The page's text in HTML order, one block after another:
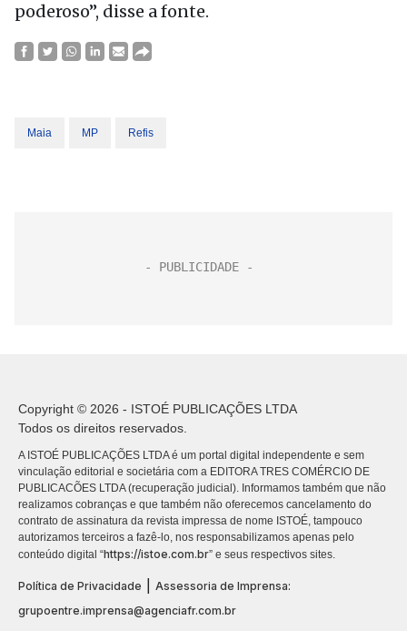
poderoso”, disse a fonte.
Maia MP Refis
Copyright © 2026 - ISTOÉ PUBLICAÇÕES LTDA
Todos os direitos reservados.
A ISTOÉ PUBLICAÇÕES LTDA é um portal digital independente e sem
vinculação editorial e societária com a EDITORA TRES COMÉRCIO DE
PUBLICACÕES LTDA (recuperação judicial). Informamos também que não
realizamos cobranças e que também não oferecemos cancelamento do
contrato de assinatura da revista impressa de nome ISTOÉ, tampouco
autorizamos terceiros a fazê-lo, nos responsabilizamos apenas pelo
conteúdo digital “https://istoe.com.br” e seus respectivos sites.
Política de Privacidade
Assessoria de Imprensa:
grupoentre.imprensa@agenciafr.com.br